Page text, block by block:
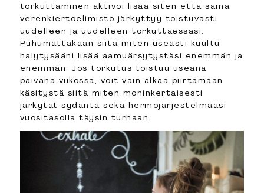
torkuttaminen aktivoi lisää siten että sama
verenkiertoelimistö järkyttyy toistuvasti
uudelleen ja uudelleen torkuttaessasi.
Puhumattakaan siitä miten useasti kuultu
hälytysääni lisää aamuärsytystäsi enemmän ja
enemmän. Jos torkutus toistuu useana
päivänä viikossa, voit vain alkaa piirtämään
käsitystä siitä miten moninkertaisesti
järkytät sydäntä sekä hermojärjestelmääsi
vuositasolla täysin turhaan.